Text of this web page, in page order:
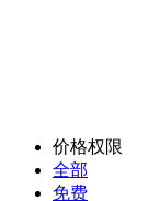
价格权限
全部
免费